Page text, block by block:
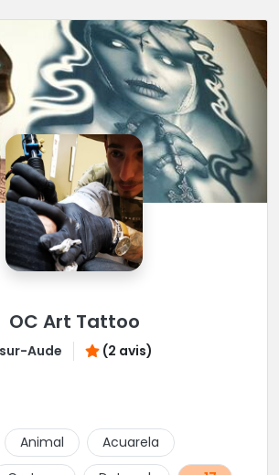
OC Art Tattoo
Aude (2 avis)
Animal
Acuarela